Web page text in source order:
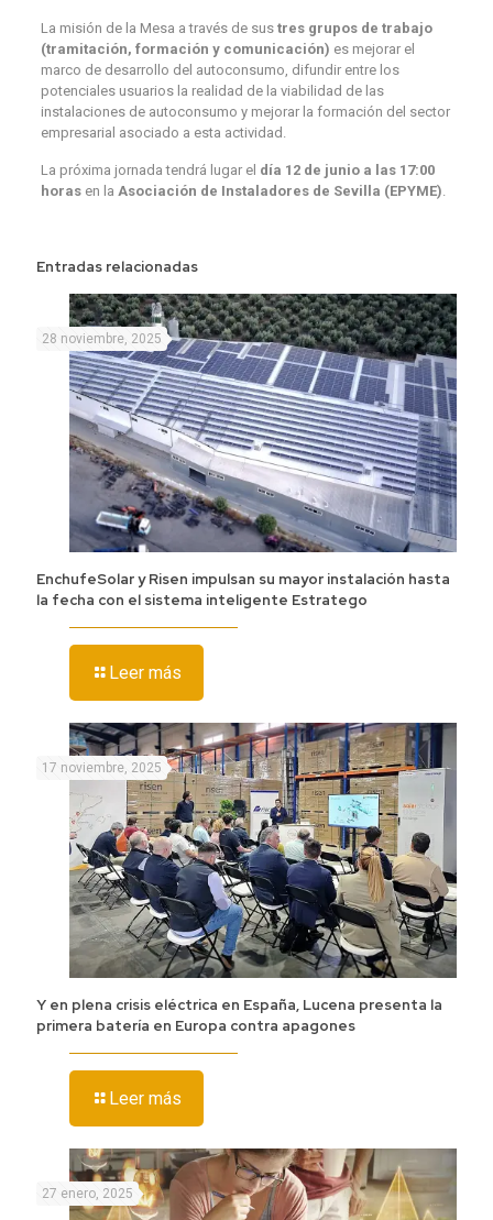
La misión de la Mesa a través de sus tres grupos de trabajo
(tramitación, formación y comunicación) es mejorar el
marco de desarrollo del autoconsumo, difundir entre los
potenciales usuarios la realidad de la viabilidad de las
instalaciones de autoconsumo y mejorar la formación del sector
empresarial asociado a esta actividad.
La próxima jornada tendrá lugar el día 12 de junio a las 17:00
horasen la Asociación de Instaladores de Sevilla (EPYME).
Entradas relacionadas
28 noviembre, 2025
EnchufeSolar y Risen impulsan su mayor instalación hasta
la fecha con el sistema inteligente Estratego
Leer más
17 noviembre, 2025
Y en plena crisis eléctrica en España, Lucena presenta la
primera batería en Europa contra apagones
Leer más
27 enero, 2025